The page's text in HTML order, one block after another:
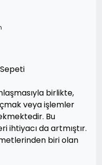
birlikte,
veya işlemler
Bu
ihtiyacı da artmıştır.
biri olan